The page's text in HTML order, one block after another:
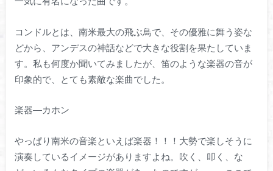
コンドルとは、南米最大の飛ぶ鳥で、その優雅に舞う姿な
どから、 アンデスの神話などで大きな役割を果たしていま
す。 私も何度か聞いてみましたが、笛のような楽器の音が
印象的で、とても素敵な楽曲でした。
楽器―カホン
やっぱり南米の音楽といえば楽器！！！大勢で楽しそうに
演奏しているイメージがありますよね。吹く、叩く、な